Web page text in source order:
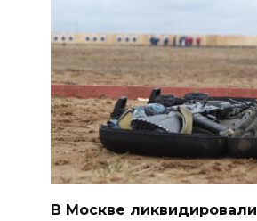
В Москве ликвидировали